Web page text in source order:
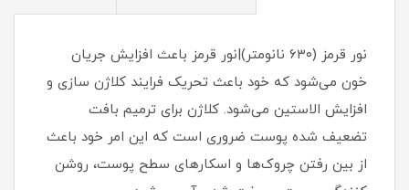
نور قرمز (۶۳۰ نانومتر)|نور قرمز باعث افزایش جریان
خون می‌شود که خود باعث تحریک فرایند کلاژن سازی و
افزایش الاستین می‌شود. کلاژن برای ترمیم بافت
تضعیف شده پوست ضروری است که این امر خود باعث
از بین رفتن چروک‌ها و اسکارهای سطح پوست، روشن